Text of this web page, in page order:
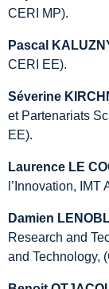
CERI MP).
Pascal
CERI EE).
Séverine
et Partenariats
EE).
Laurence LE
l’Innovation,
Damien
Research and
and Technology,